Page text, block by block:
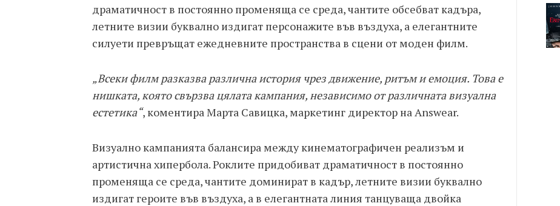
драматичност в постоянно променяща се среда, чантите обсебват кадъра,
летните визии буквално издигат персонажите във въздуха, а елегантните
силуети превръщат ежедневните пространства в сцени от моден филм.
„Всеки филм разказва различна история чрез движение, ритъм и емоция. Това е
нишката, която свързва цялата кампания, независимо от различната визуална
естетика“, коментира Марта Савицка, маркетинг директор на Answear.
Визуално кампанията балансира между кинематографичен реализъм и
артистична хипербола. Роклите придобиват драматичност в постоянно
променяща се среда, чантите доминират в кадър, летните визии буквално
издигат героите във въздуха, а в елегантната линия танцуваща двойка